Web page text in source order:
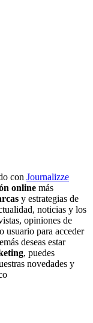
con Journalizze
online más
y estrategias de
noticias y los
opiniones de
usuario para acceder
deseas estar
, puedes
novedades y